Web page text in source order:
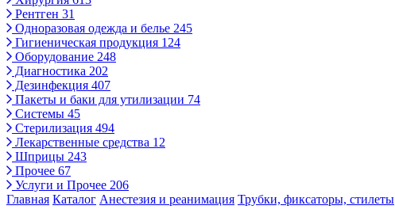
Рентген 31
Одноразовая одежда и белье 245
Гигиеническая продукция 124
Оборудование 248
Диагностика 202
Дезинфекция 407
Пакеты и баки для утилизации 74
Системы 45
Стерилизация 494
Лекарственные средства 12
Шприцы 243
Прочее 67
Услуги и Прочее 206
Главная Каталог Анестезия и реанимация Трубки, фиксаторы, стилеты